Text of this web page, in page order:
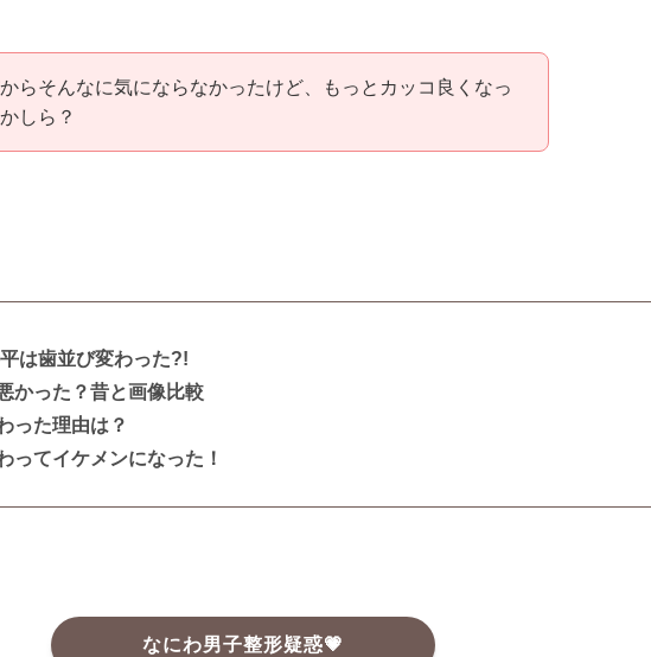
らそんなに気にならなかったけど、もっとカッコ良くなっ
しら？
は歯並び変わった?!
かった？昔と画像比較
った理由は？
ってイケメンになった！
なにわ男子整形疑惑💗